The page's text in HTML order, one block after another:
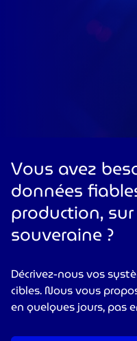
Vous avez
données
production,
souveraine ?
Décrivez-nous vos
cibles. Nous vous
en quelques jours, pas